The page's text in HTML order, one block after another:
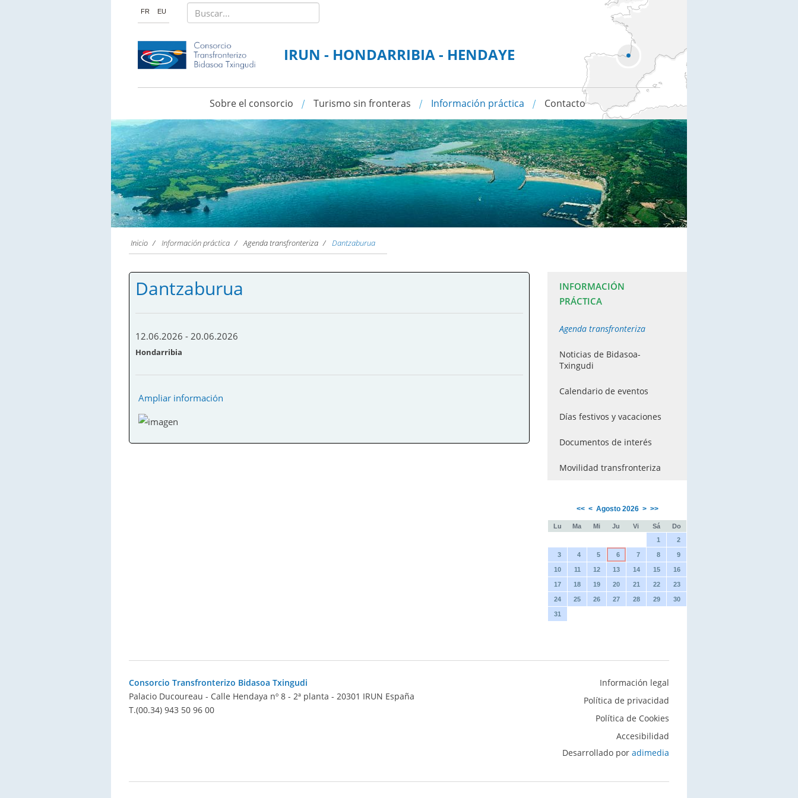
FR EU Buscar...
IRUN - HONDARRIBIA - HENDAYE
Sobre el consorcio Turismo sin fronteras Información práctica Contacto
Inicio Información práctica Agenda transfronteriza Dantzaburua
Dantzaburua
12.06.2026 - 20.06.2026
Hondarribia
Ampliar información
INFORMACIÓN
PRÁCTICA
Agenda transfronteriza
Noticias de Bidasoa-
Txingudi
Calendario de eventos
Días festivos y vacaciones
Documentos de interés
Movilidad transfronteriza
<< < Agosto 2026 > >>
Lu Ma Mi Ju Vi Sá
Do
1
2
3 4 5 6 7 8 9
10 11 12 13 14 15 16
17 18 19 20 21 22 23
24 25 26 27 28 29 30
31
Consorcio Transfronterizo Bidasoa Txingudi
Palacio Ducoureau - Calle Hendaya nº 8 - 2ª planta - 20301 IRUN España
T.(00.34) 943 50 96 00
Información legal
Política de privacidad
Política de Cookies
Accesibilidad
Desarrollado por adimedia